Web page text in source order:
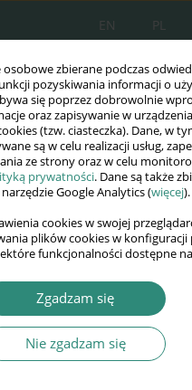
zbierane podczas
pozyskiwania informacji o
się poprzez dobrowolnie
oraz zapisywanie w
(tzw. ciasteczka). Dane, w
są w celu realizacji usług,
ze strony oraz w celu
prywatności. Dane są także
Google Analytics (więcej).
cookies w swojej
plików cookies w konfiguracji
funkcjonalności dostępne
Zgadzam się
Nie zgadzam się
PL
EN
Stosowanych
Leśniewski
zastosowania teorii